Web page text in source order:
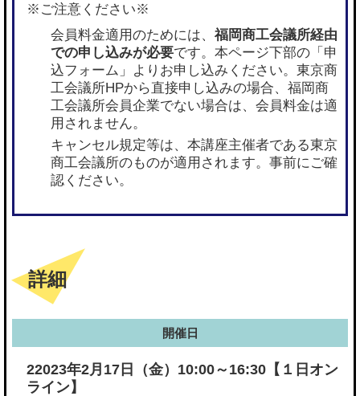
※ご注意ください※
会員料金適用のためには、 福岡商工会議所経由
での申し込みが必要です。本ページ下部の「申
込フォーム」よりお申し込みください。東京商
工会議所HPから直接申し込みの場合、福岡商
工会議所会員企業でない場合は、会員料金は適
用されません。
キャンセル規定等は、本講座主催者である東京
商工会議所のものが適用されます。事前にご確
認ください。
詳細
開催日
22023年2月17日（金）10:00～16:30【１日オン
ライン】